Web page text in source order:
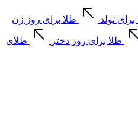
برای تولد طلا برای روز زن
طلا برای روز دختر طلای